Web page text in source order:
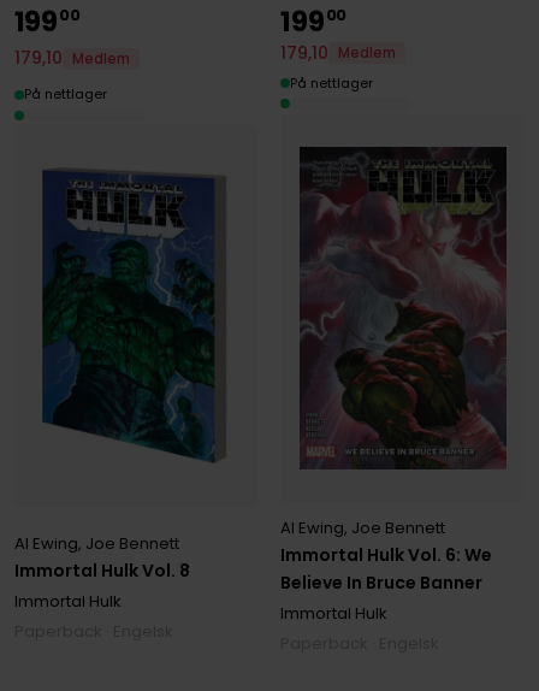
Immortal Hulk Vol. 8
Al Ewing, Joe Bennett
Immortal Hulk
19900
179,10
Medlem
På nettlager
Immortal Hulk Vol. 6: We
Believe In Bruce Banner
Al Ewing, Joe Bennett
Immortal Hulk
19900
179,10
Medlem
På nettlager